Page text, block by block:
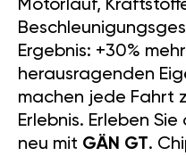
Motorlauf,
Ergebnis: +30%
herausragenden
machen jede Fahrt
Erlebnis. Erleben
neu mit GÄN GT.